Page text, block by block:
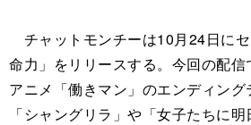
チャットモンチーは10月24日に
命力」をリリースする。今回の配
アニメ「働きマン」のエンディン
「シャングリラ」や「女子たちに